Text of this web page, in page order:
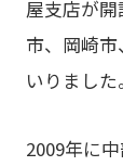
屋支店が
市、岡崎
いりました。
2009年に